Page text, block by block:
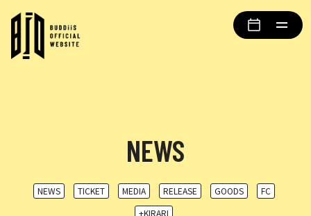
NEWS
NEWS TICKET MEDIA RELEASE GOODS
FC
+KIRARI